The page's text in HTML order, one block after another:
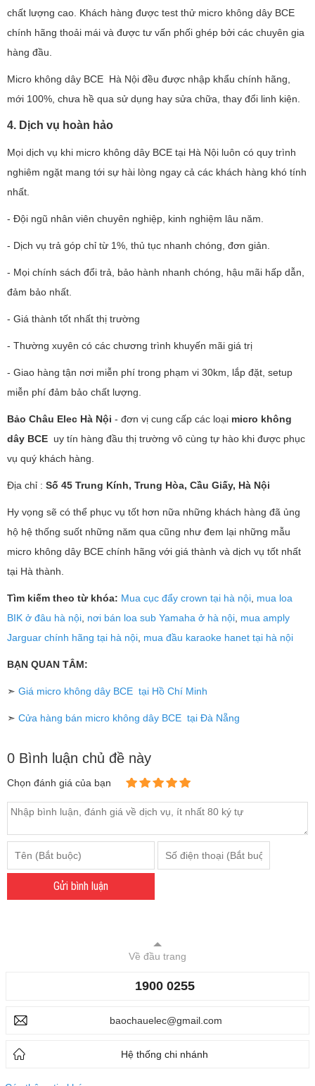
chất lượng cao. Khách hàng được test thử micro không dây BCE
chính hãng thoải mái và được tư vấn phối ghép bởi các chuyên gia
hàng đầu.
Micro không dây BCE Hà Nội đều được nhập khẩu chính hãng,
mới 100%, chưa hề qua sử dụng hay sửa chữa, thay đổi linh kiện.
4. Dịch vụ hoàn hảo
Mọi dịch vụ khi micro không dây BCE tại Hà Nội luôn có quy trình
nghiêm ngặt mang tới sự hài lòng ngay cả các khách hàng khó tính
nhất.
- Đội ngũ nhân viên chuyên nghiệp, kinh nghiệm lâu năm.
- Dịch vụ trả góp chỉ từ 1%, thủ tục nhanh chóng, đơn giản.
- Mọi chính sách đổi trả, bảo hành nhanh chóng, hậu mãi hấp dẫn,
đảm bảo nhất.
- Giá thành tốt nhất thị trường
- Thường xuyên có các chương trình khuyến mãi giá trị
- Giao hàng tận nơi miễn phí trong phạm vi 30km, lắp đặt, setup
miễn phí đảm bảo chất lượng.
Bảo Châu Elec Hà Nội - đơn vị cung cấp các loại micro không
dây BCE uy tín hàng đầu thị trường vô cùng tự hào khi được phục
vụ quý khách hàng.
Địa chỉ : Số 45 Trung Kính, Trung Hòa, Cầu Giấy, Hà Nội
Hy vọng sẽ có thể phục vụ tốt hơn nữa những khách hàng đã ủng
hộ hệ thống suốt những năm qua cũng như đem lại những mẫu
micro không dây BCE chính hãng với giá thành và dịch vụ tốt nhất
tại Hà thành.
Tìm kiếm theo từ khóa: Mua cục đẩy crown tại hà nội, mua loa
BIK ở đâu hà nội, nơi bán loa sub Yamaha ở hà nội, mua amply
Jarguar chính hãng tại hà nội, mua đầu karaoke hanet tại hà nội
BẠN QUAN TÂM:
➣ Giá micro không dây BCE tại Hồ Chí Minh
➣ Cửa hàng bán micro không dây BCE tại Đà Nẵng
0 Bình luận chủ đề này
Chọn đánh giá của bạn
Gửi bình luận
Về đầu trang
1900 0255
baochauelec@gmail.com
Hệ thống chi nhánh